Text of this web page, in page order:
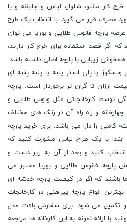
کار مانتو، شلوار، لباس و جلیقه و یا
مصرف قرار می گیرد. با انتخاب یک طرح
پارچه فانوس طلایی و بوریا می توان
اگر قصد استفاده برای خرج کار دارید،
زیبایی با پارچه اصلی داشته باشد.
ویسکوز یا پلی استر پنبه یا پنبه پنبه اى
ارزان تا گران تر برخوردار است. پارچه
توسط کارخانجاتی مثل ونوس طلایی و
و راه راه آن در رنگ های مختلف
کاملی را دارا می باشد. برای خرید پارچه
با یک طراح لباس مشورت کنید که
کنید و بعد از آن به زیر دست و
پارچه فانوس طلایی و بوریا معتبر می
باشند که اگر در کیفیت پارچه خدشه ای
انواع پارچه پیراهنی در کارخانجات
تکمیل می شود. برای سفارش بافت مدل
با ارائه نمونه به این کارخانه ها مراجعه